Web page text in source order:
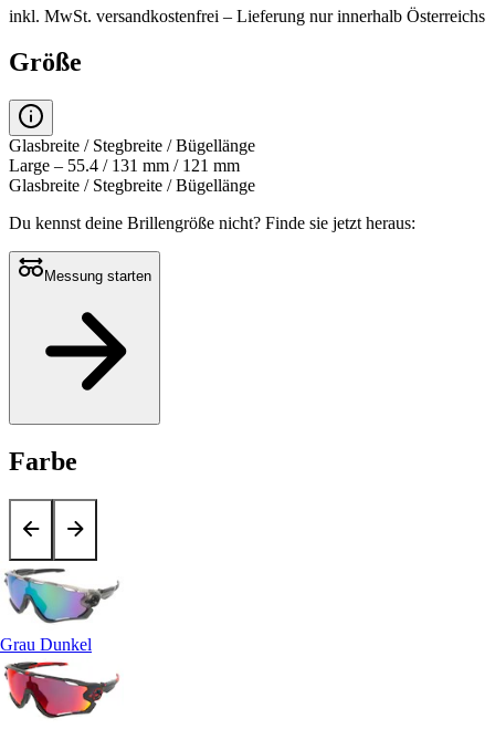
inkl. MwSt. versandkostenfrei – Lieferung nur innerhalb Österreichs
Größe
Glasbreite / Stegbreite / Bügellänge
Large – 55.4 / 131 mm / 121 mm
Glasbreite / Stegbreite / Bügellänge
Du kennst deine Brillengröße nicht? Finde sie jetzt heraus:
Messung starten
Farbe
Grau Dunkel